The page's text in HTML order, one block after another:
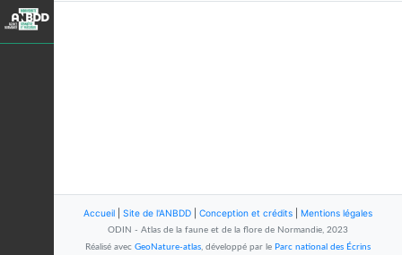
Accueil Site de l'ANBDD Conception et crédits Mentions légales
ODIN - Atlas de la faune et de la flore de Normandie, 2023
Réalisé avec GeoNature-atlas, développé par le Parc national des Écrins